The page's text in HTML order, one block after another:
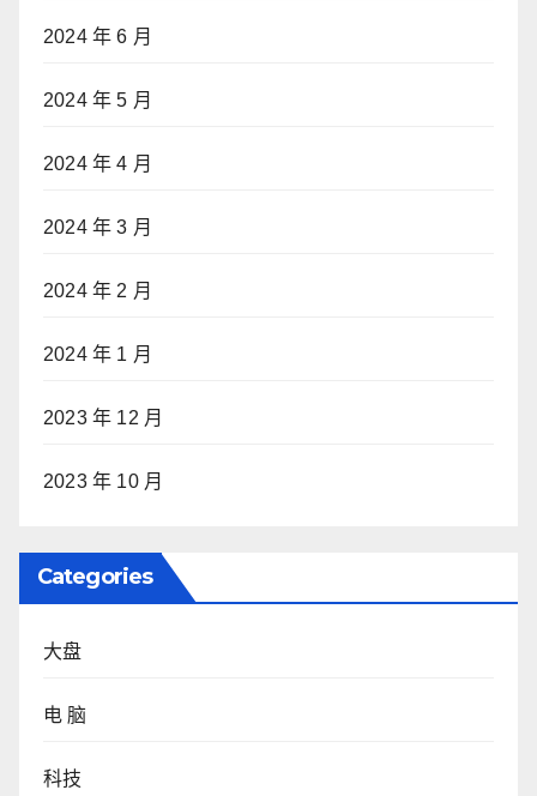
2024 年 6 月
2024 年 5 月
2024 年 4 月
2024 年 3 月
2024 年 2 月
2024 年 1 月
2023 年 12 月
2023 年 10 月
Categories
大盘
电 脑
科技